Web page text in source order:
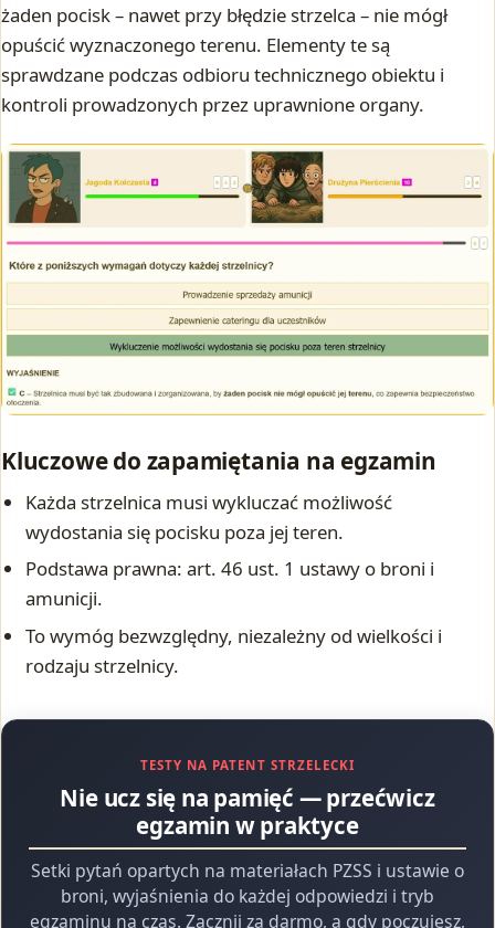
żaden pocisk – nawet przy błędzie strzelca – nie mógł
opuścić wyznaczonego terenu. Elementy te są
sprawdzane podczas odbioru technicznego obiektu i
kontroli prowadzonych przez uprawnione organy.
Kluczowe do zapamiętania na egzamin
Każda strzelnica musi wykluczać możliwość
wydostania się pocisku poza jej teren.
Podstawa prawna: art. 46 ust. 1 ustawy o broni i
amunicji.
To wymóg bezwzględny, niezależny od wielkości i
rodzaju strzelnicy.
TESTY NA PATENT STRZELECKI
Nie ucz się na pamięć — przećwicz
egzamin w praktyce
Setki pytań opartych na materiałach PZSS i ustawie o
broni, wyjaśnienia do każdej odpowiedzi i tryb
egzaminu na czas. Zacznij za darmo, a gdy poczujesz,